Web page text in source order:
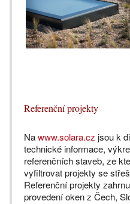
Referenční projekty
Nawww.solara.cz jsou k
technické informace,
referenčních staveb, ze
vyfiltrovat projekty se
Referenční projekty
provedení oken z Čech,